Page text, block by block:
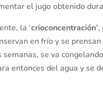
el jugo obtenido
la ‘crioconcentración’,
en frío y se
se va
entonces del agua y se